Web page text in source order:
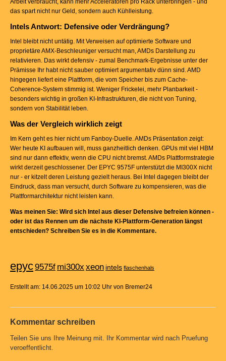
Arbeit verbraucht, kann mehr Acceleratoren pro Rack unterbringen - und
das spart nicht nur Geld, sondern auch Kühlleistung.
Intels Antwort: Defensive oder Verdrängung?
Intel bleibt nicht untätig. Mit Verweisen auf optimierte Software und
proprietäre AMX-Beschleuniger versucht man, AMDs Darstellung zu
relativieren. Das wirkt defensiv - zumal Benchmark-Ergebnisse unter der
Prämisse Ihr habt nicht sauber optimiert argumentativ dünn sind. AMD
hingegen liefert eine Plattform, die vom Speicher bis zum Cache-
Coherence-System stimmig ist. Weniger Frickelei, mehr Planbarkeit -
besonders wichtig in großen KI-Infrastrukturen, die nicht von Tuning,
sondern von Stabilität leben.
Was der Vergleich wirklich zeigt
Im Kern geht es hier nicht um Fanboy-Duelle. AMDs Präsentation zeigt:
Wer heute KI aufbauen will, muss ganzheitlich denken. GPUs mit viel HBM
sind nur dann effektiv, wenn die CPU nicht bremst. AMDs Plattformstrategie
wirkt derzeit geschlossener. Der EPYC 9575F unterstützt die MI300X nicht
nur - er kitzelt deren Leistung gezielt heraus. Bei Intel dagegen bleibt der
Eindruck, dass man versucht, durch Software zu kompensieren, was die
Plattformarchitektur nicht leisten kann.
Was meinen Sie: Wird sich Intel aus dieser Defensive befreien können -
oder ist das Rennen um die nächste KI-Plattform-Generation längst
entschieden? Schreiben Sie es in die Kommentare.
epyc9575f mi300x xeon intels flaschenhals
Erstellt am: 14.06.2025 um 10:02 Uhr von Bremer24
Kommentar schreiben
Teilen Sie uns Ihre Meinung mit. Ihr Kommentar wird nach Pruefung
veroeffentlicht.